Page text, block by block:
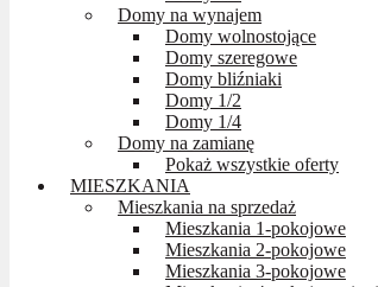
Domy na wynajem
Domy wolnostojące
Domy szeregowe
Domy bliźniaki
Domy 1/2
Domy 1/4
Domy na zamianę
Pokaż wszystkie oferty
MIESZKANIA
Mieszkania na sprzedaż
Mieszkania 1-pokojowe
Mieszkania 2-pokojowe
Mieszkania 3-pokojowe